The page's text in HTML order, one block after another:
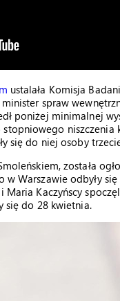
ustalała Komisja
spraw
poniżej minimalnej
się do niej osoby
została
w Warszawie odbyły
Kaczyńscy
się do 28 kwietnia.